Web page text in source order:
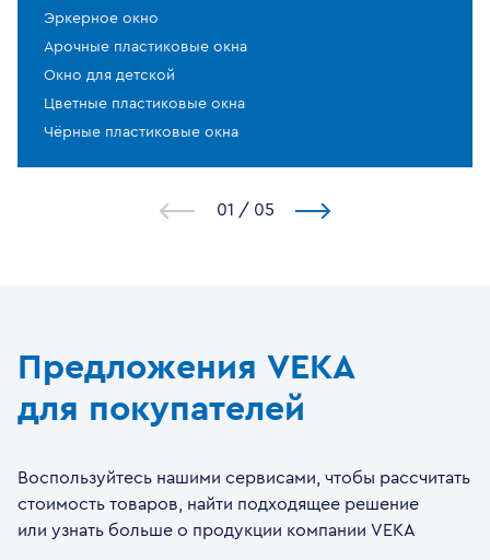
Эркерное окно
Арочные пластиковые окна
Окно для детской
Цветные пластиковые окна
Чёрные пластиковые окна
1 / 5
Предложения VEKA
для покупателей
Воспользуйтесь нашими сервисами, чтобы рассчитать
стоимость товаров, найти подходящее решение
или узнать больше о продукции компании VEKA